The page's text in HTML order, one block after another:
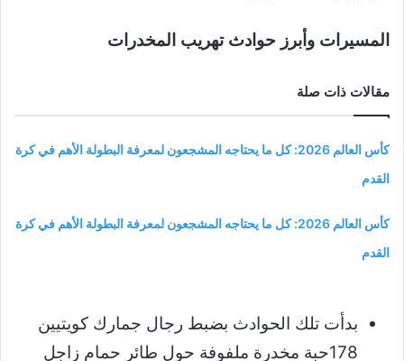
المسيرات وأبرز حوادث تهريب المخدرات
مقالات ذات صلة
كأس العالم 2026: كل ما يحتاجه المشجعون لمعرفة البطولة الأهم في كرة
القدم
كأس العالم 2026: كل ما يحتاجه المشجعون لمعرفة البطولة الأهم في كرة
القدم
بدأت تلك الحوادث بضبط رجال جمارك كويتيين
178حبة مخدرة ملفوفة حول طائر حمام زاجل